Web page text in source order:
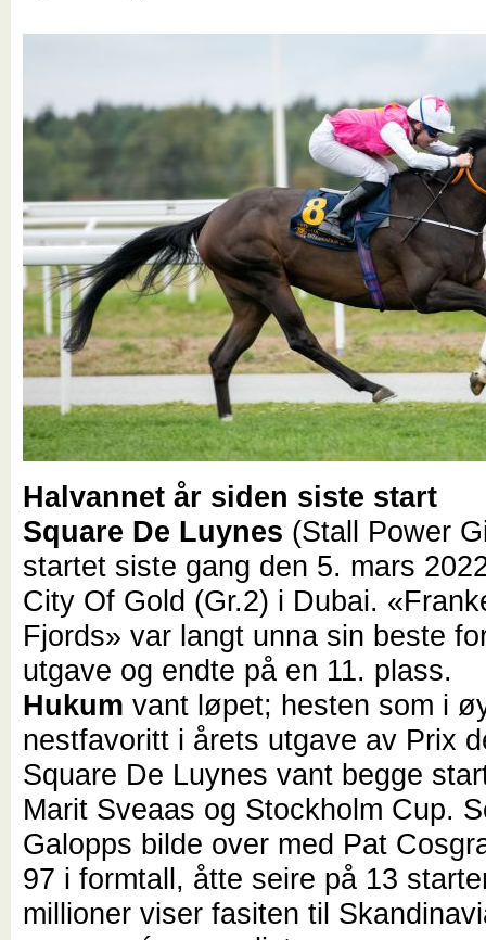
Halvannet år siden siste start
Square De Luynes (Stall Power
startet siste gang den 5. mars
City Of Gold (Gr.2) i Dubai.
Fjords» var langt unna sin beste
utgave og endte på en 11. plass.
Hukumvant løpet; hesten som i
nestfavoritt i årets utgave av Prix
Square De Luynes vant begge
Marit Sveaas og Stockholm Cup.
Galopps bilde over med Pat
97 i formtall, åtte seire på 13
millioner viser fasiten til